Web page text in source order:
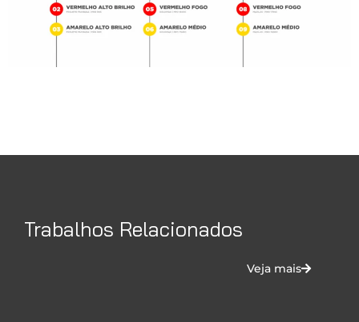
Trabalhos Relacionados
Veja mais